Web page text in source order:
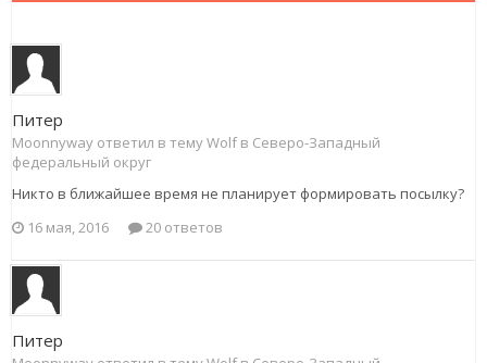
Питер
Moonnyway ответил в тему Wolf в Северо-Западный
федеральный округ
Никто в ближайшее время не планирует формировать посылку?
16 мая, 2016
20 ответов
Питер